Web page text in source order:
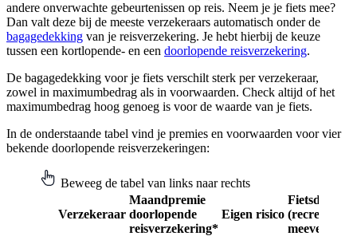
andere onverwachte gebeurtenissen op reis. Neem je je fiets mee?
Dan valt deze bij de meeste verzekeraars automatisch onder de
bagagedekking van je reisverzekering. Je hebt hierbij de keuze
tussen een kortlopende- en een doorlopende reisverzekering.
De bagagedekking voor je fiets verschilt sterk per verzekeraar,
zowel in maximumbedrag als in voorwaarden. Check altijd of het
maximumbedrag hoog genoeg is voor de waarde van je fiets.
In de onderstaande tabel vind je premies en voorwaarden voor vier
bekende doorlopende reisverzekeringen:
Beweeg de tabel van links naar rechts
Verzekeraar
Maandpremie
doorlopende
reisverzekering*
Eigen risico
Fietsdiefstal
(recreatief